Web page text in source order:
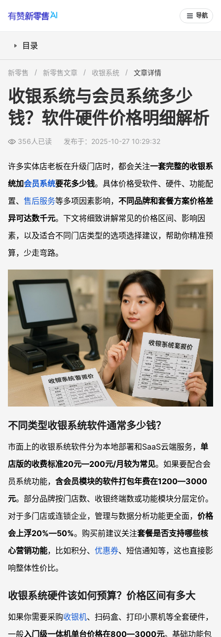
导航
目录
不同厂家套餐报价包含哪些服务？
云端、移动端、数据分析等功能的价格差别
常见问题
收银系统和会员系统软件的收费方式有哪些？
新零售 新零售文章 收银系统 文章详情
收银系统与会员系统多少
钱？软件硬件价格明细解析
356人已读 发布于：2025-10-27 10:29:32
许多实体店老板在升级门店时，都会关注一套完整的收银系
统加会员系统要花多少钱。具体价格受软件、硬件、功能配
置、 售后服务等多项因素影响， 不同品牌和套餐方案价格差
异可达数千元。下文将细致讲解常见的价格区间、影响因
素，以及适合不同门店类型的选项选择建议，帮助你精准预
算，少走弯路。
不同类型收银系统软件通常多少钱？
市面上的收银系统软件分为本地部署和SaaS云端服务， 单
店版的收费标准20元—200元/月较为常见。如果要配合会
员系统功能， 含会员模块的软件打包年费在1200—3000
元。部分品牌按门店数、收银终端数或功能模块分层定价。
对于多门店或连锁企业，管理与数据分析功能更全面， 价格
会上浮20%—50%。购买前建议关注套餐是否支持哪些核
心营销功能，比如积分、 优惠券、短信通知等，这也直接影
响整体性价比。
收银系统硬件该如何预算？价格区间有多大
如果你需要采购收银机、扫码盒、打印小票机等全套硬件，
一般入门级一体机单台价格在800—3000元。基础功能包